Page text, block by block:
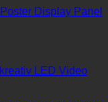
Display Panel
LED Video